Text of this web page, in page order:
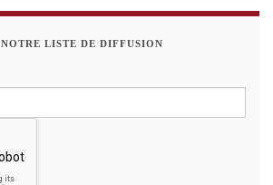
LISTE DE DIFFUSION